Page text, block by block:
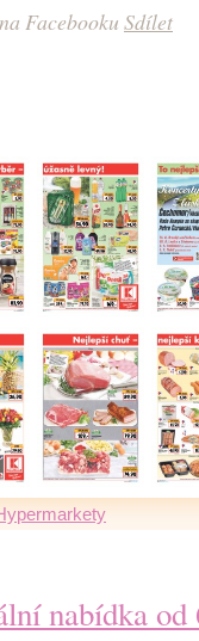
Facebooku Sdílet
nabídka od